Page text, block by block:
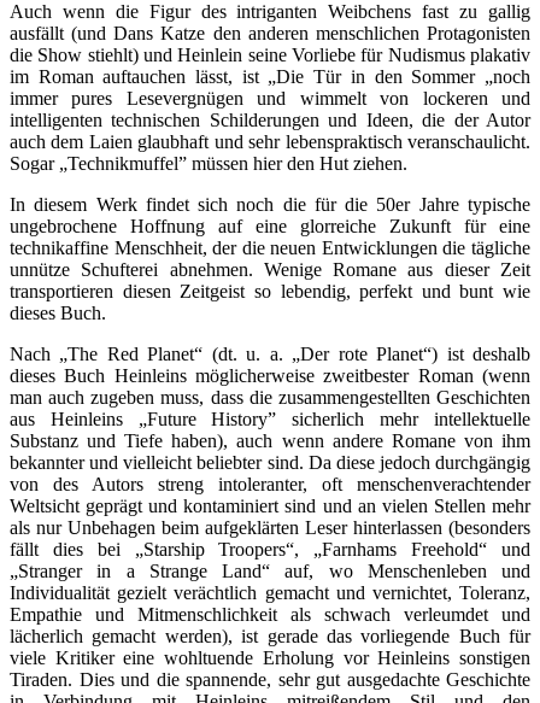
Auch wenn die Figur des intriganten Weibchens fast zu gallig
ausfällt (und Dans Katze den anderen menschlichen Protagonisten
die Show stiehlt) und Heinlein seine Vorliebe für Nudismus plakativ
im Roman auftauchen lässt, ist „Die Tür in den Sommer „noch
immer pures Lesevergnügen und wimmelt von lockeren und
intelligenten technischen Schilderungen und Ideen, die der Autor
auch dem Laien glaubhaft und sehr lebenspraktisch veranschaulicht.
Sogar „Technikmuffel” müssen hier den Hut ziehen.
In diesem Werk findet sich noch die für die 50er Jahre typische
ungebrochene Hoffnung auf eine glorreiche Zukunft für eine
technikaffine Menschheit, der die neuen Entwicklungen die tägliche
unnütze Schufterei abnehmen. Wenige Romane aus dieser Zeit
transportieren diesen Zeitgeist so lebendig, perfekt und bunt wie
dieses Buch.
Nach „The Red Planet“ (dt. u. a. „Der rote Planet“) ist deshalb
dieses Buch Heinleins möglicherweise zweitbester Roman (wenn
man auch zugeben muss, dass die zusammengestellten Geschichten
aus Heinleins „Future History” sicherlich mehr intellektuelle
Substanz und Tiefe haben), auch wenn andere Romane von ihm
bekannter und vielleicht beliebter sind. Da diese jedoch durchgängig
von des Autors streng intoleranter, oft menschenverachtender
Weltsicht geprägt und kontaminiert sind und an vielen Stellen mehr
als nur Unbehagen beim aufgeklärten Leser hinterlassen (besonders
fällt dies bei „Starship Troopers“, „Farnhams Freehold“ und
„Stranger in a Strange Land“ auf, wo Menschenleben und
Individualität gezielt verächtlich gemacht und vernichtet, Toleranz,
Empathie und Mitmenschlichkeit als schwach verleumdet und
lächerlich gemacht werden), ist gerade das vorliegende Buch für
viele Kritiker eine wohltuende Erholung vor Heinleins sonstigen
Tiraden. Dies und die spannende, sehr gut ausgedachte Geschichte